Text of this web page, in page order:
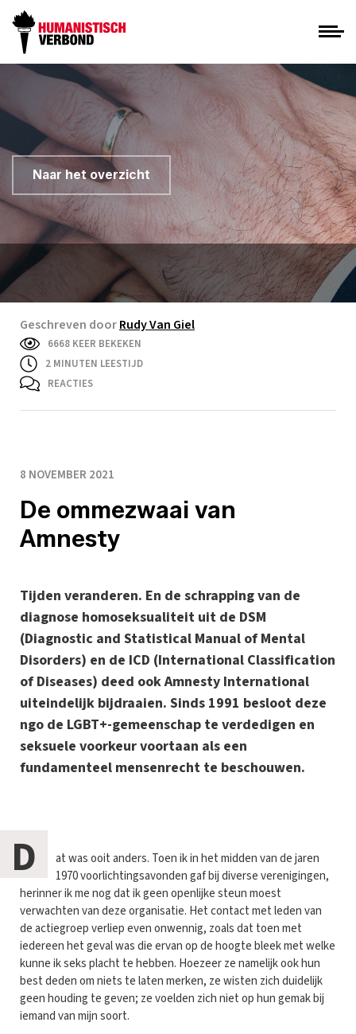
Naar het overzicht
Geschreven doorRudy Van Giel
6668 KEER BEKEKEN
2 MINUTEN LEESTIJD
REACTIES
8 NOVEMBER 2021
De ommezwaai van
Amnesty
Tijden veranderen. En de schrapping van de
diagnose homoseksualiteit uit de DSM
(Diagnostic and Statistical Manual of Mental
Disorders) en de ICD (International Classification
of Diseases) deed ook Amnesty International
uiteindelijk bijdraaien. Sinds 1991 besloot deze
ngo de LGBT+-gemeenschap te verdedigen en
seksuele voorkeur voortaan als een
fundamenteel mensenrecht te beschouwen.
D
at was ooit anders. Toen ik in het midden van de jaren
1970 voorlichtingsavonden gaf bij diverse verenigingen,
herinner ik me nog dat ik geen openlijke steun moest
verwachten van deze organisatie. Het contact met leden van
de actiegroep verliep even onwennig, zoals dat toen met
iedereen het geval was die ervan op de hoogte bleek met welke
kunne ik seks placht te hebben. Hoezeer ze namelijk ook hun
best deden om niets te laten merken, ze wisten zich duidelijk
geen houding te geven; ze voelden zich niet op hun gemak bij
iemand van mijn soort.